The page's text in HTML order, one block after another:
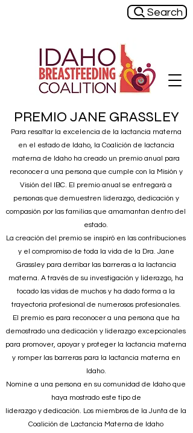
Search
PREMIO JANE GRASSLEY
Para resaltar la excelencia de la lactancia materna
en el estado de Idaho, la Coalición de lactancia
materna de Idaho ha creado un premio anual para
reconocer a una persona que cumple con la Misión y
Visión del IBC. El premio anual se entregará a
personas que demuestren liderazgo, dedicación y
compasión por las familias que amamantan dentro del
estado.
La creación del premio se inspiró en las contribuciones
y el compromiso de toda la vida de la Dra. Jane
Grassley para derribar las barreras a la lactancia
materna. A través de su investigación y liderazgo, ha
tocado las vidas de muchos y ha dado forma a la
trayectoria profesional de numerosos profesionales.
El premio es para reconocer a una persona que ha
demostrado una dedicación y liderazgo excepcionales
para promover, apoyar y proteger la lactancia materna
y romper las barreras para la lactancia materna en
Idaho.
Nomine a una persona en su comunidad de Idaho que
haya mostrado este tipo de
liderazgo y dedicación. Los miembros de la Junta de la
Coalición de Lactancia Materna de Idaho